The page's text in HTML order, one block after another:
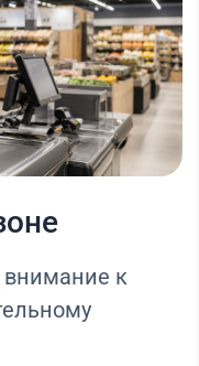
внимание к